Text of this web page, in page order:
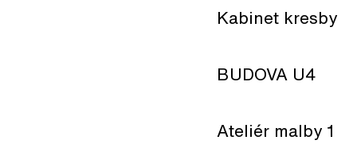
Kabinet kresby
BUDOVA U4
Ateliér malby 1